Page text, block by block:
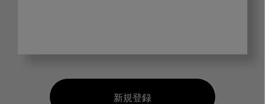
新規登録